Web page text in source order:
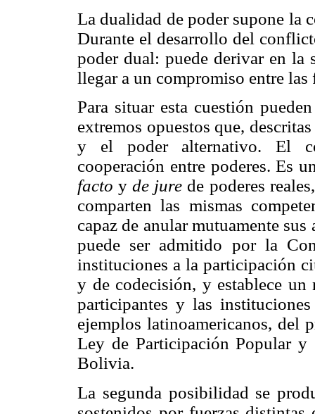
La dualidad de poder supone la
Durante el desarrollo del
poder dual: puede derivar en la
llegar a un compromiso entre las
Para situar esta cuestión
extremos opuestos que,
y el poder alternativo. El
cooperación entre poderes. Es
facto yde jure de poderes
comparten las mismas
capaz de anular mutuamente
puede ser admitido por la
instituciones a la participación
y de codecisión, y establece
participantes y las
ejemplos latinoamericanos, del
Ley de Participación Popular y
Bolivia.
La segunda posibilidad se